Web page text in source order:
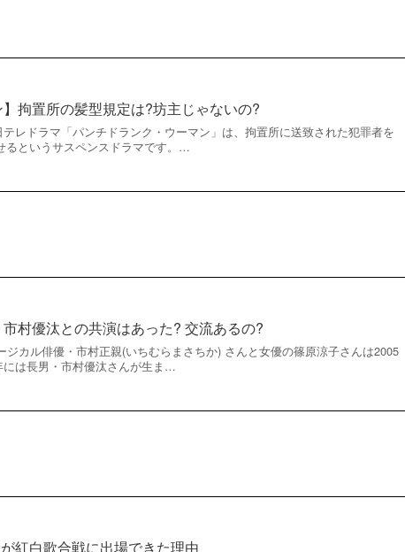
】拘置所の髪型規定は?坊主じゃないの?
レドラマ「パンチドランク・ウーマン」は、拘置所に送致された犯罪者を
るというサスペンスドラマです。…
村優汰との共演はあった? 交流あるの?
ジカル俳優・市村正親(いちむらまさちか) さんと女優の篠原涼子さんは2005
は長男・市村優汰さんが生ま…
紅白歌合戦に出場できた理由